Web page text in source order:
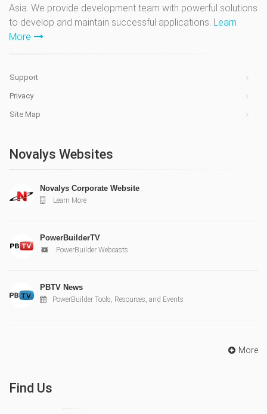
Asia. We provide development team with powerful solutions
to develop and maintain successful applications. Learn
More
Support
Privacy
Site Map
Novalys Websites
Novalys Corporate Website
Learn More
PowerBuilderTV
PowerBuilder Webcasts
PBTV News
PowerBuilder Tools, Resources, and Events
More
Find Us